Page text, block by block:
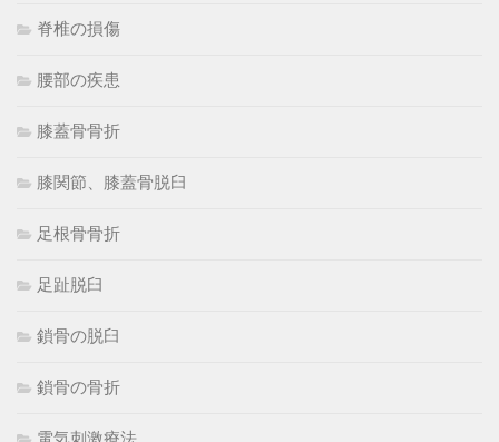
脊椎の損傷
腰部の疾患
膝蓋骨骨折
膝関節、膝蓋骨脱臼
足根骨骨折
足趾脱臼
鎖骨の脱臼
鎖骨の骨折